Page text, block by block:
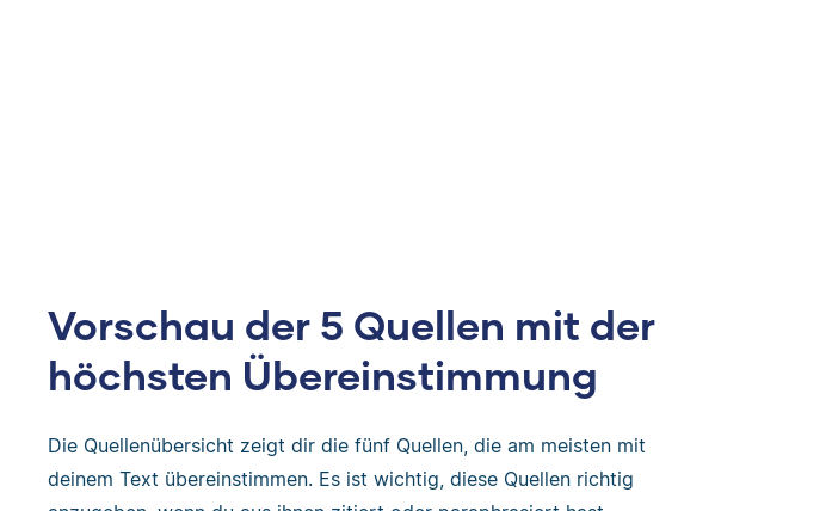
Vorschau der 5 Quellen mit der
höchsten Übereinstimmung
Die Quellenübersicht zeigt dir die fünf Quellen, die am meisten mit
deinem Text übereinstimmen. Es ist wichtig, diese Quellen richtig